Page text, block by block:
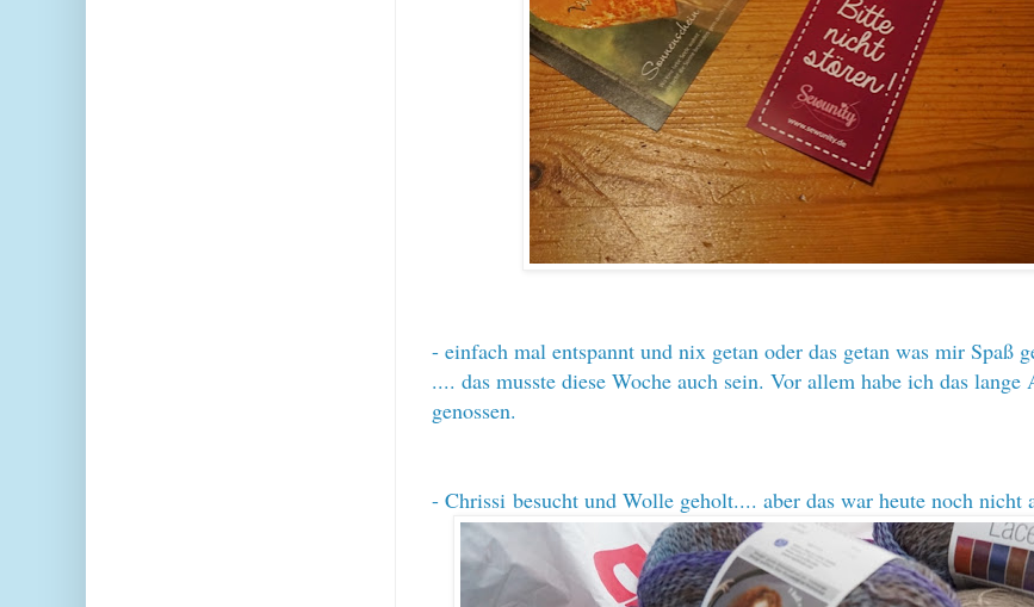
- einfach mal entspannt und nix getan oder das getan was mir Spaß
.... das musste diese Woche auch sein. Vor allem habe ich das lange
genossen.
- Chrissi besucht und Wolle geholt.... aber das war heute noch nicht